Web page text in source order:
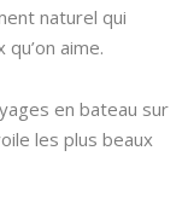
naturel qui
aime.
en bateau sur
les plus beaux